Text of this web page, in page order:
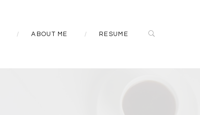
ABOUT ME RESUME